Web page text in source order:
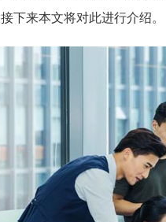
下来本文将对此进行介绍。